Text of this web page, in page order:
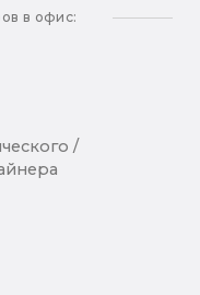
в офис:
/